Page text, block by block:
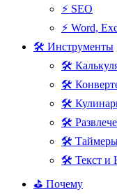
⚡ SEO
⚡ Word,
🛠 Инструменты
🛠
🛠
🛠
🛠
🛠
🛠 Текст и
⛳ Почему